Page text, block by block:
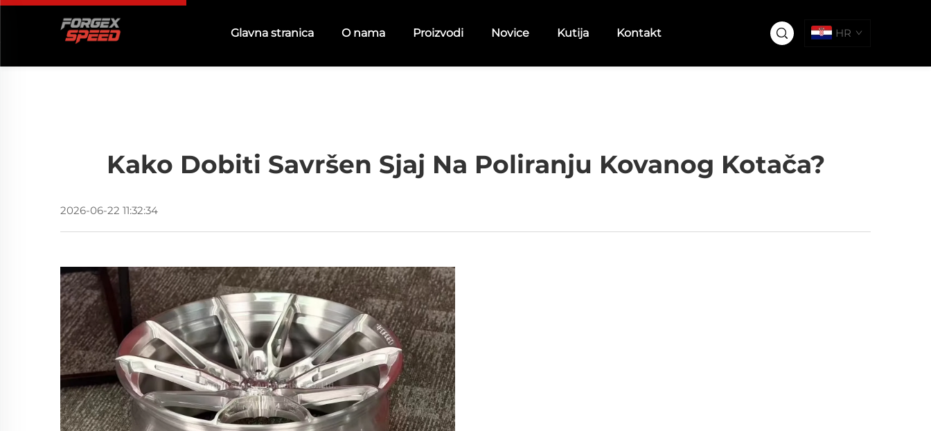
Glavna stranica O nama Proizvodi Novice Kutija Kontakt HR
Kako Dobiti Savršen Sjaj Na Poliranju Kovanog Kotača?
2026-06-22 11:32:34